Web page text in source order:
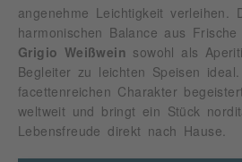
angenehme Leichtigkeit verleihen.
harmonischen Balance aus
Grigio Weißwein sowohl als
Begleiter zu leichten Speisen
facettenreichen Charakter
weltweit und bringt ein Stück
Lebensfreude direkt nach Hause.